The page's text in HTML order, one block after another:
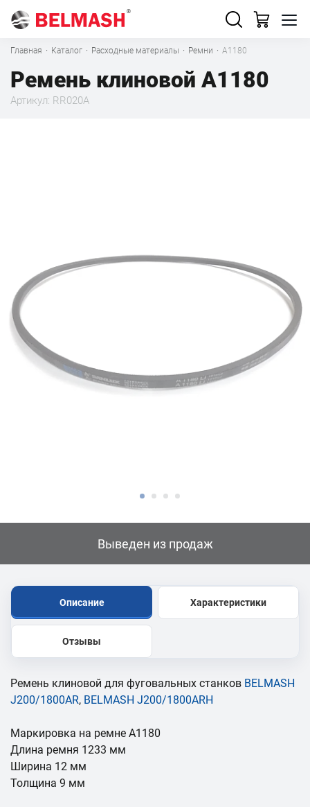
Главная · Каталог · Расходные материалы · Ремни · А1180
Ремень клиновой А1180
Артикул: RR020A
Выведен из продаж
Описание Характеристики
Отзывы
Ремень клиновой для фуговальных станков BELMASH
J200/1800AR, BELMASH J200/1800ARH
Маркировка на ремне А1180
Длина ремня 1233 мм
Ширина 12 мм
Толщина 9 мм